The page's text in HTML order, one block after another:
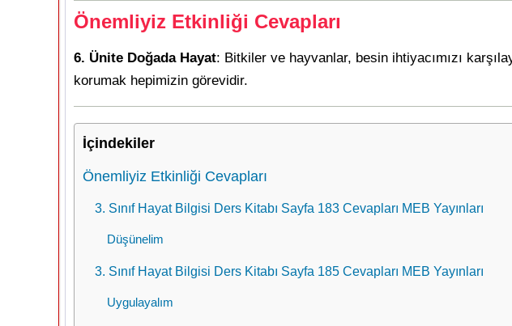
Önemliyiz Etkinliği Cevapları
6. Ünite Doğada Hayat: Bitkiler ve hayvanlar, besin ihtiyacımızı
korumak hepimizin görevidir.
İçindekiler
Önemliyiz Etkinliği Cevapları
3. Sınıf Hayat Bilgisi Ders Kitabı Sayfa 183 Cevapları MEB Yayınları
Düşünelim
3. Sınıf Hayat Bilgisi Ders Kitabı Sayfa 185 Cevapları MEB Yayınları
Uygulayalım